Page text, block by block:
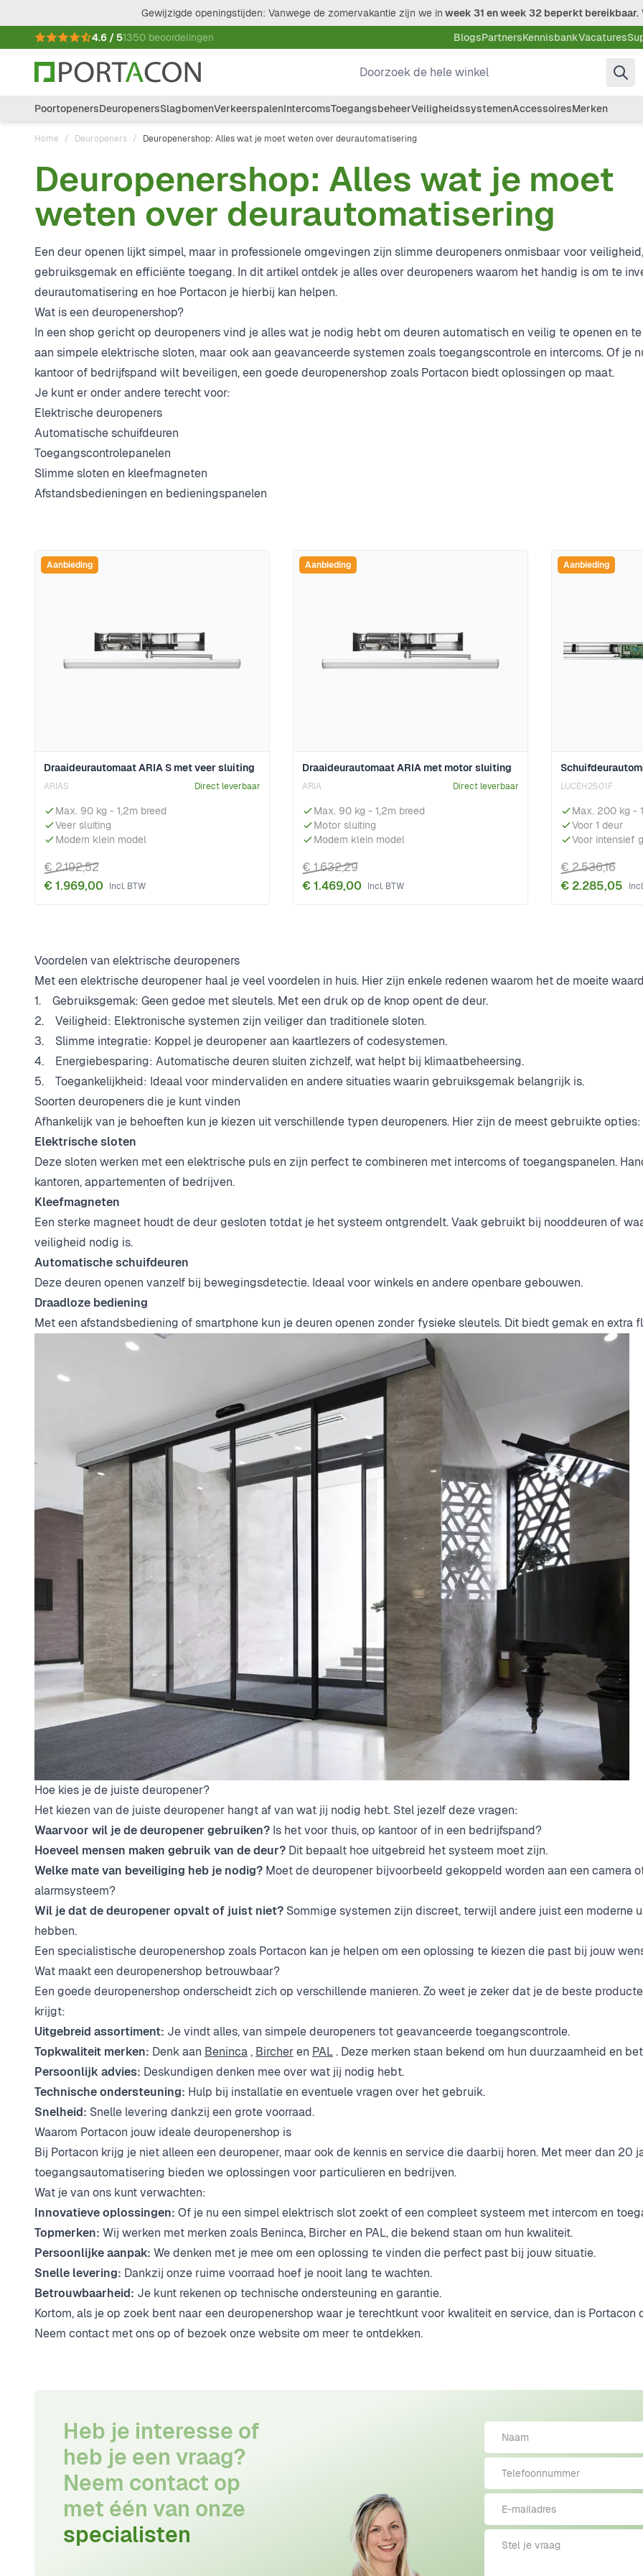
Gewijzigde openingstijden: Vanwege de zomervakantie zijn we in week 31 en week 32 beperkt bereikbaar.
4.6 / 51350 beoordelingen BlogsPartnersKennisbankVacatures
Doorzoek de hele winkel
PoortopenersDeuropenersSlagbomenVerkeerspalenIntercomsToegangsbeheerVeiligheidssystemenAccessoiresMerken
Home / Deuropeners / Deuropenershop: Alles wat je moet weten over deurautomatisering
Deuropenershop: Alles wat je moet
weten over deurautomatisering
Een deur openen lijkt simpel, maar in professionele omgevingen zijn slimme deuropeners onmisbaar voor veiligheid,
gebruiksgemak en efficiënte toegang. In dit artikel ontdek je alles over deuropeners waarom het handig is om te
deurautomatisering en hoe Portacon je hierbij kan helpen.
Wat is een deuropenershop?
In een shop gericht op deuropeners vind je alles wat je nodig hebt om deuren automatisch en veilig te openen en
aan simpele elektrische sloten, maar ook aan geavanceerde systemen zoals toegangscontrole en intercoms. Of je
kantoor of bedrijfspand wilt beveiligen, een goede deuropenershop zoals Portacon biedt oplossingen op maat.
Je kunt er onder andere terecht voor:
Elektrische deuropeners
Automatische schuifdeuren
Toegangscontrolepanelen
Slimme sloten en kleefmagneten
Afstandsbedieningen en bedieningspanelen
Draaideurautomaat ARIA S met veer sluiting
ARIAS Direct leverbaar
Max. 90 kg - 1,2m breed
Veer sluiting
Modern klein model
€ 1.969,00
€ 2.192,52
Aanbieding
Draaideurautomaat ARIA met motor sluiting
ARIA Direct leverbaar
Max. 90 kg - 1,2m breed
Motor sluiting
Modern klein model
€ 1.469,00
€ 1.632,29
Aanbieding
LUCEH2501F
Max. 200 kg -
Voor 1 deur
Voor intensief
€ 2.285,05
€ 2.536,16
Aanbieding
Voordelen van elektrische deuropeners
Met een elektrische deuropener haal je veel voordelen in huis. Hier zijn enkele redenen waarom het de moeite
1. Gebruiksgemak: Geen gedoe met sleutels. Met een druk op de knop opent de deur.
2. Veiligheid: Elektronische systemen zijn veiliger dan traditionele sloten.
3. Slimme integratie: Koppel je deuropener aan kaartlezers of codesystemen.
4. Energiebesparing: Automatische deuren sluiten zichzelf, wat helpt bij klimaatbeheersing.
5. Toegankelijkheid: Ideaal voor mindervaliden en andere situaties waarin gebruiksgemak belangrijk is.
Soorten deuropeners die je kunt vinden
Afhankelijk van je behoeften kun je kiezen uit verschillende typen deuropeners. Hier zijn de meest gebruikte opties:
Elektrische sloten
Deze sloten werken met een elektrische puls en zijn perfect te combineren met intercoms of toegangspanelen.
kantoren, appartementen of bedrijven.
Kleefmagneten
Een sterke magneet houdt de deur gesloten totdat je het systeem ontgrendelt. Vaak gebruikt bij nooddeuren of
veiligheid nodig is.
Automatische schuifdeuren
Deze deuren openen vanzelf bij bewegingsdetectie. Ideaal voor winkels en andere openbare gebouwen.
Draadloze bediening
Met een afstandsbediening of smartphone kun je deuren openen zonder fysieke sleutels. Dit biedt gemak en extra
Hoe kies je de juiste deuropener?
Het kiezen van de juiste deuropener hangt af van wat jij nodig hebt. Stel jezelf deze vragen:
Waarvoor wil je de deuropener gebruiken? Is het voor thuis, op kantoor of in een bedrijfspand?
Hoeveel mensen maken gebruik van de deur? Dit bepaalt hoe uitgebreid het systeem moet zijn.
Welke mate van beveiliging heb je nodig? Moet de deuropener bijvoorbeeld gekoppeld worden aan een camera
alarmsysteem?
Wil je dat de deuropener opvalt of juist niet? Sommige systemen zijn discreet, terwijl andere juist een moderne
hebben.
Een specialistische deuropenershop zoals Portacon kan je helpen om een oplossing te kiezen die past bij jouw
Wat maakt een deuropenershop betrouwbaar?
Een goede deuropenershop onderscheidt zich op verschillende manieren. Zo weet je zeker dat je de beste
krijgt:
Uitgebreid assortiment: Je vindt alles, van simpele deuropeners tot geavanceerde toegangscontrole.
Topkwaliteit merken: Denk aan Beninca, Bircheren PAL. Deze merken staan bekend om hun duurzaamheid en
Persoonlijk advies: Deskundigen denken mee over wat jij nodig hebt.
Technische ondersteuning: Hulp bij installatie en eventuele vragen over het gebruik.
Snelheid: Snelle levering dankzij een grote voorraad.
Waarom Portacon jouw ideale deuropenershop is
Bij Portacon krijg je niet alleen een deuropener, maar ook de kennis en service die daarbij horen. Met meer dan 20
toegangsautomatisering bieden we oplossingen voor particulieren en bedrijven.
Wat je van ons kunt verwachten:
Innovatieve oplossingen: Of je nu een simpel elektrisch slot zoekt of een compleet systeem met intercom en
Topmerken: Wij werken met merken zoals Beninca, Bircher en PAL, die bekend staan om hun kwaliteit.
Persoonlijke aanpak: We denken met je mee om een oplossing te vinden die perfect past bij jouw situatie.
Snelle levering: Dankzij onze ruime voorraad hoef je nooit lang te wachten.
Betrouwbaarheid: Je kunt rekenen op technische ondersteuning en garantie.
Kortom, als je op zoek bent naar een deuropenershop waar je terechtkunt voor kwaliteit en service, dan is Portacon
Neem contact met ons op of bezoek onze website om meer te ontdekken.
Heb je interesse of
heb je een vraag?
Neem contact op
met één van onze
specialisten